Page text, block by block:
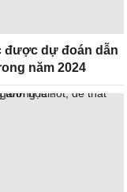
được dự đoán dẫn
năm 2024